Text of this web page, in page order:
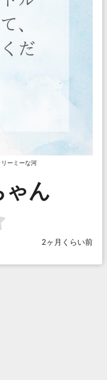
リーミーな河
ゃん
2ヶ月くらい前